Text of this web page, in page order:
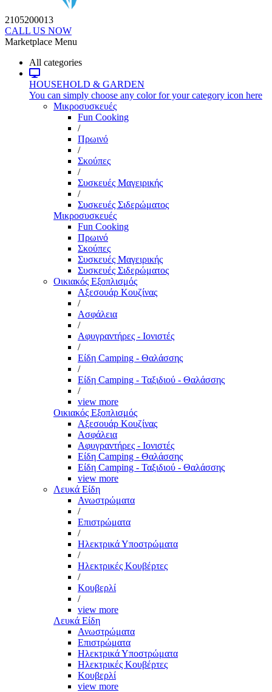
2105200013
CALL US NOW
Marketplace Menu
All categories
HOUSEHOLD & GARDEN
You can simply choose any color for your category icon here
Μικροσυσκευές
Fun Cooking
/
Πρωινό
/
Σκούπες
/
Συσκευές Μαγειρικής
/
Συσκευές Σιδερώματος
Μικροσυσκευές
Fun Cooking
Πρωινό
Σκούπες
Συσκευές Μαγειρικής
Συσκευές Σιδερώματος
Οικιακός Εξοπλισμός
Αξεσουάρ Κουζίνας
/
Ασφάλεια
/
Αφυγραντήρες - Ιονιστές
/
Είδη Camping - Θαλάσσης
/
Είδη Camping - Ταξιδιού - Θαλάσσης
/
view more
Οικιακός Εξοπλισμός
Αξεσουάρ Κουζίνας
Ασφάλεια
Αφυγραντήρες - Ιονιστές
Είδη Camping - Θαλάσσης
Είδη Camping - Ταξιδιού - Θαλάσσης
view more
Λευκά Είδη
Ανωστρώματα
/
Επιστρώματα
/
Ηλεκτρικά Υποστρώματα
/
Ηλεκτρικές Κουβέρτες
/
Κουβερλί
/
view more
Λευκά Είδη
Ανωστρώματα
Επιστρώματα
Ηλεκτρικά Υποστρώματα
Ηλεκτρικές Κουβέρτες
Κουβερλί
view more